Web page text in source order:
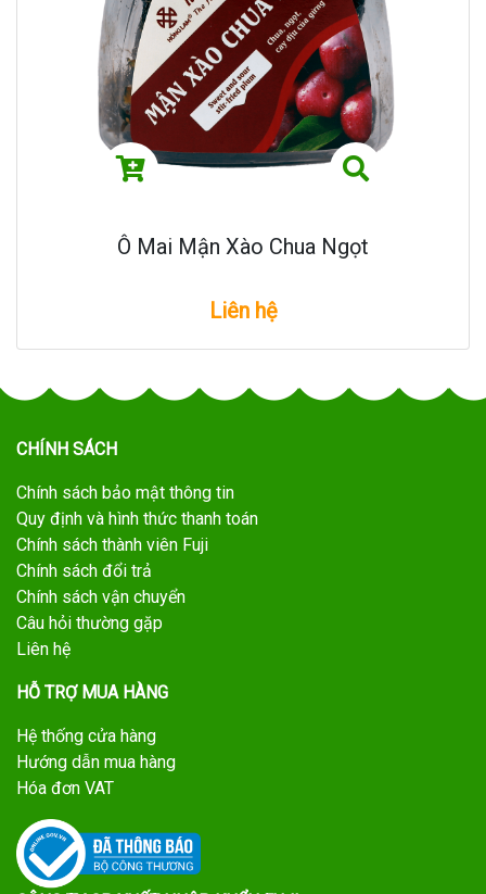
Ô Mai Mận Xào Chua Ngọt
Liên hệ
CHÍNH SÁCH
Chính sách bảo mật thông tin
Quy định và hình thức thanh toán
Chính sách thành viên Fuji
Chính sách đổi trả
Chính sách vận chuyển
Câu hỏi thường gặp
Liên hệ
HỖ TRỢ MUA HÀNG
Hệ thống cửa hàng
Hướng dẫn mua hàng
Hóa đơn VAT